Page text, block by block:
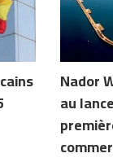
Nador
au